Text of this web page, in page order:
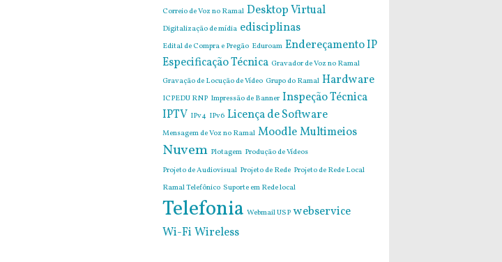
Correio de Voz no Ramal Desktop Virtual
Digitalização de mídia edisciplinas
Edital de Compra e Pregão Eduroam Endereçamento IP
Especificação Técnica Gravador de Voz no Ramal
Gravação de Locução de Vídeo Grupo do Ramal Hardware
ICPEDU RNP Impressão de Banner Inspeção Técnica
IPTV IPv4 IPv6 Licença de Software
Mensagem de Voz no Ramal MoodleMultimeios
Nuvem Plotagem Produção de Vídeos
Projeto de Audiovisual Projeto de Rede Projeto de Rede Local
Ramal Telefônico Suporte em Rede local
Telefonia Webmail USP webservice
Wi-Fi Wireless